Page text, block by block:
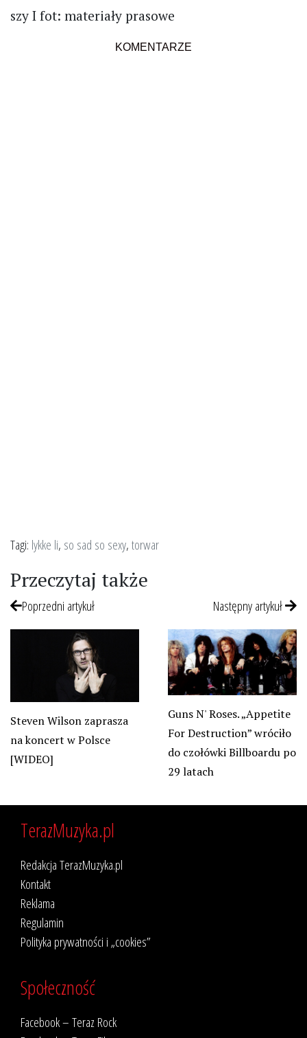
szy I fot: materiały prasowe
KOMENTARZE
Tagi: lykke li, so sad so sexy,torwar
Przeczytaj także
Poprzedni artykuł
Steven Wilson zaprasza
na koncert w Polsce
[WIDEO]
Następny artykuł
Guns N' Roses. „Appetite
For Destruction” wróciło
do czołówki Billboardu po
29 latach
TerazMuzyka.pl
Redakcja TerazMuzyka.pl
Kontakt
Reklama
Regulamin
Polityka prywatności i „cookies”
Społeczność
Facebook – Teraz Rock